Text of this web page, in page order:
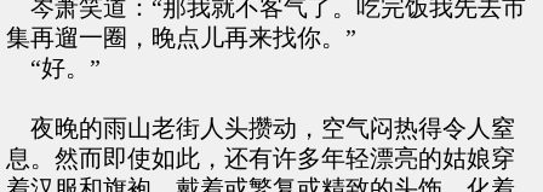
岑萧笑道：“那我就不客气了。吃完饭我先去市
集再遛一圈，晚点儿再来找你。”
“好。”
夜晚的雨山老街人头攒动，空气闷热得令人窒
息。然而即使如此，还有许多年轻漂亮的姑娘穿